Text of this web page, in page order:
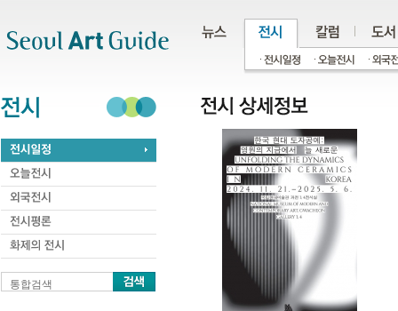
통합검색